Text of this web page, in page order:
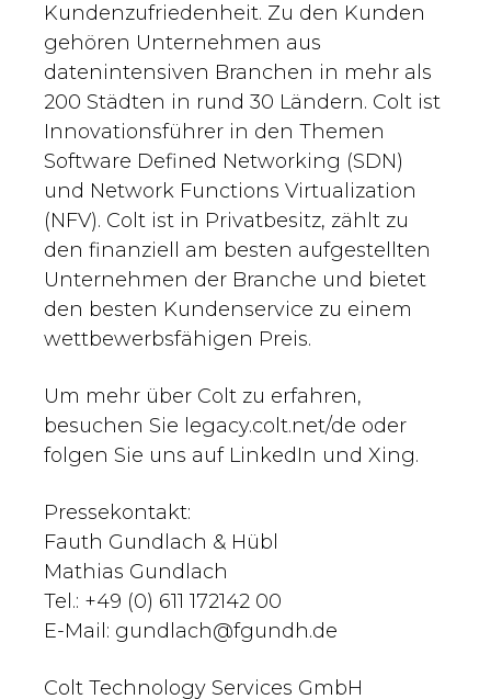
Kundenzufriedenheit. Zu den Kunden
gehören Unternehmen aus
datenintensiven Branchen in mehr als
200 Städten in rund 30 Ländern. Colt ist
Innovationsführer in den Themen
Software Defined Networking (SDN)
und Network Functions Virtualization
(NFV). Colt ist in Privatbesitz, zählt zu
den finanziell am besten aufgestellten
Unternehmen der Branche und bietet
den besten Kundenservice zu einem
wettbewerbsfähigen Preis.
Um mehr über Colt zu erfahren,
besuchen Sie legacy.colt.net/de oder
folgen Sie uns auf LinkedIn und Xing.
Pressekontakt:
Fauth Gundlach & Hübl
Mathias Gundlach
Tel.: +49 (0) 611 172142 00
E-Mail: gundlach@fgundh.de
Colt Technology Services GmbH